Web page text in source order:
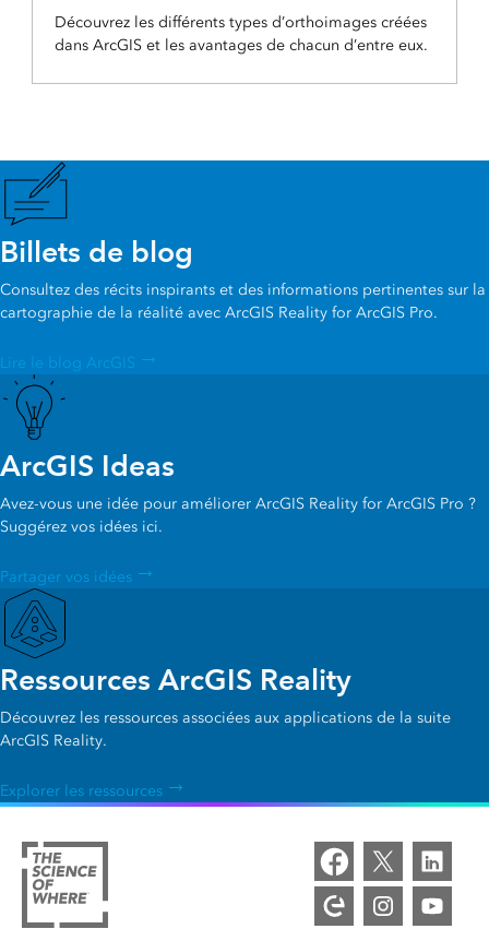
Découvrez les différents types d’orthoimages créées
dans ArcGIS et les avantages de chacun d’entre eux.
Billets de blog
Consultez des récits inspirants et des informations pertinentes sur la
cartographie de la réalité avec ArcGIS Reality for ArcGIS Pro.
Lire le blog ArcGIS
ArcGIS Ideas
Avez-vous une idée pour améliorer ArcGIS Reality for ArcGIS Pro ?
Suggérez vos idées ici.
Partager vos idées
Ressources ArcGIS Reality
Découvrez les ressources associées aux applications de la suite
ArcGIS Reality.
Explorer les ressources